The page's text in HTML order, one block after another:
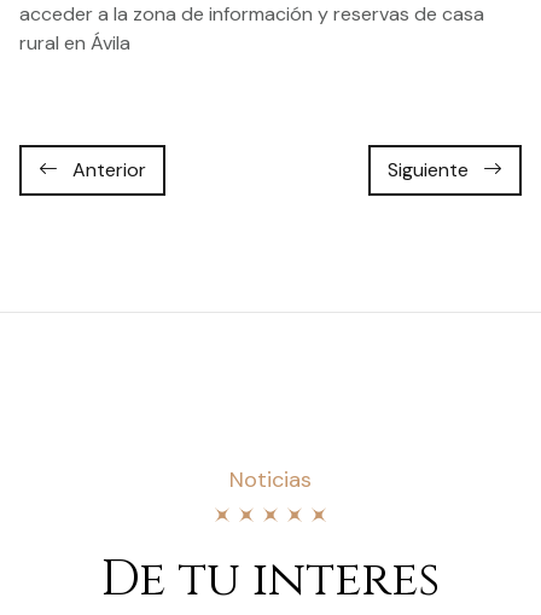
acceder a la zona de información y reservas de casa
rural en Ávila
Anterior Siguiente
Noticias
De tu interes